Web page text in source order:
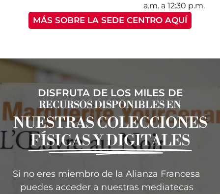
a.m. a 12:30 p.m.
MÁS SOBRE LA SEDE CENTRO AQUÍ
DISFRUTA DE LOS MILES DE
RECURSOS DISPONIBLES EN
NUESTRAS COLECCIONES
FÍSICAS Y DIGITALES
Si no eres miembro de la Alianza Francesa
puedes acceder a nuestras mediatecas